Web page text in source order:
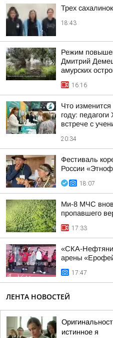
Трех
18:43
Режим
Дмитрий
амурских
16:16
Что
году: педагоги
встрече с
20:34
Фестиваль
России
18:07
Ми-8 МЧС
пропавшего
17:33
«СКА-
арены
17:47
ЛЕНТА НОВОСТЕЙ
истинное я